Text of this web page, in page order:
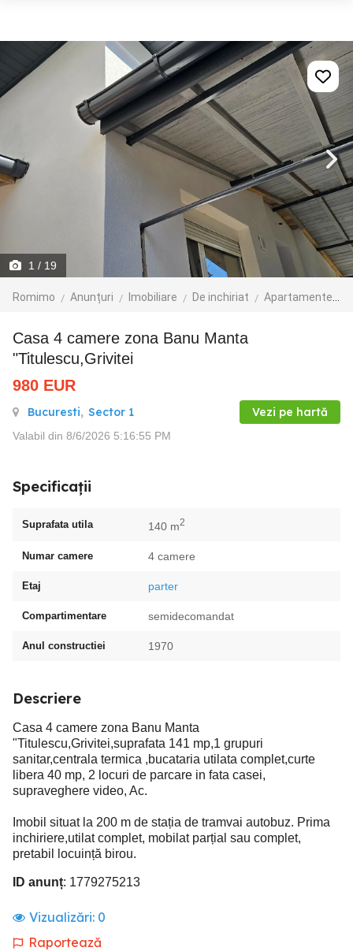
1 / 19
Romimo Anunțuri Imobiliare De inchiriat Apartamente de inchiriat
Casa 4 camere zona Banu Manta
"Titulescu,Grivitei
980 EUR
Bucuresti, Sector 1 Vezi pe hartă
Valabil din 8/6/2026 5:16:55 PM
Specificații
Suprafata utila 140 m2
Numar camere 4 camere
Etaj parter
Compartimentare semidecomandat
Anul constructiei 1970
Descriere
Casa 4 camere zona Banu Manta
"Titulescu,Grivitei,suprafata 141 mp,1 grupuri
sanitar,centrala termica ,bucataria utilata complet,curte
libera 40 mp, 2 locuri de parcare in fata casei,
supraveghere video, Ac.
Imobil situat la 200 m de stația de tramvai autobuz. Prima
inchiriere,utilat complet, mobilat parțial sau complet,
pretabil locuință birou.
ID anunț: 1779275213
Vizualizări: 0
Raportează